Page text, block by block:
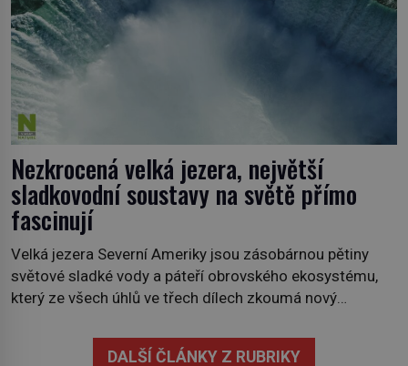
Nezkrocená velká jezera, největší
sladkovodní soustavy na světě přímo
fascinují
Velká jezera Severní Ameriky jsou zásobárnou pětiny
světové sladké vody a páteří obrovského ekosystému,
který ze všech úhlů ve třech dílech zkoumá nový
premiéře jej uvidíte na Viasat Nature v pondělí 5.
DALŠÍ ČLÁNKY Z RUBRIKY